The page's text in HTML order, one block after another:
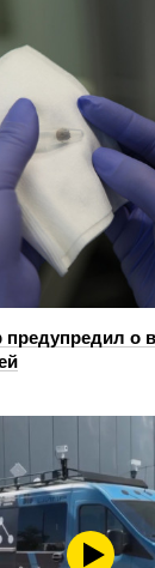
предупредил о